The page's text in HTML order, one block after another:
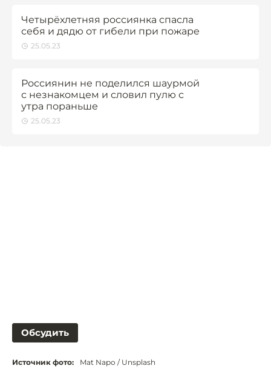
Четырёхлетняя россиянка спасла
себя и дядю от гибели при пожаре
25.05.23
Россиянин не поделился шаурмой
с незнакомцем и словил пулю с
утра пораньше
25.05.23
Обсудить
Источник фото: Mat Napo / Unsplash